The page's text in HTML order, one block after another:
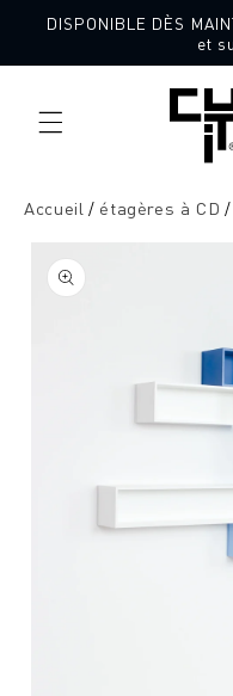
directement
DISPONIBLE DÈS
et
Accueil étagères à CD
sur le
produit